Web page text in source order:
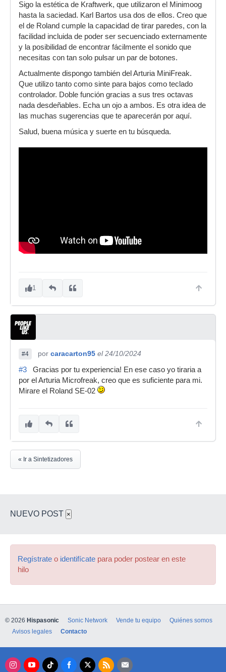
Sigo la estética de Kraftwerk, que utilizaron el Minimoog
hasta la saciedad. Karl Bartos usa dos de ellos. Creo que
el de Roland cumple la capacidad de tirar paredes, con la
facilidad incluida de poder ser secuenciado externamente
y la posibilidad de encontrar fácilmente el sonido que
necesitas con tan solo pulsar un par de botones.
Actualmente dispongo también del Arturia MiniFreak.
Que utilizo tanto como sinte para bajos como teclado
controlador. Doble función gracias a sus tres octavas
nada desdeñables. Echa un ojo a ambos. Es otra idea de
las muchas sugerencias que te aparecerán por aquí.
Salud, buena música y suerte en tu búsqueda.
1
#4 por caracarton95 el 24/10/2024
#3 Gracias por tu experiencia! En ese caso yo tiraria a
por el Arturia Microfreak, creo que es suficiente para mi.
Mirare el Roland SE-02
« Ir a Sintetizadores
NUEVO POST ×
Regístrate o identifícate para poder postear en este
hilo
© 2026 Hispasonic Sonic Network Vende tu equipo
Quiénes somos
Avisos legales
Contacto